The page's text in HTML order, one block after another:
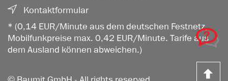
Kontaktformular
* (0,14 EUR/Minute aus dem deutschen Festnetz,
Mobilfunkpreise max. 0,42 EUR/Minute. Tarife aus
dem Ausland können abweichen.)